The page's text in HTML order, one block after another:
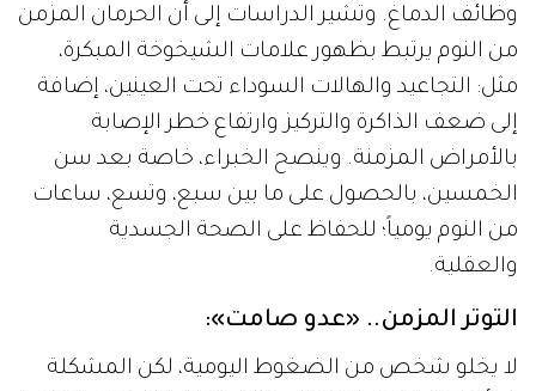
وظائف الدماغ. وتشير الدراسات إلى أن الحرمان المزمن
من النوم يرتبط بظهور علامات الشيخوخة المبكرة،
مثل: التجاعيد والهالات السوداء تحت العينين، إضافة
إلى ضعف الذاكرة والتركيز وارتفاع خطر الإصابة
بالأمراض المزمنة. وينصح الخبراء، خاصة بعد سن
الخمسين، بالحصول على ما بين سبع، وتسع، ساعات
من النوم يومياً؛ للحفاظ على الصحة الجسدية
والعقلية.
التوتر المزمن.. «عدو صامت»:
لا يخلو شخص من الضغوط اليومية، لكن المشكلة